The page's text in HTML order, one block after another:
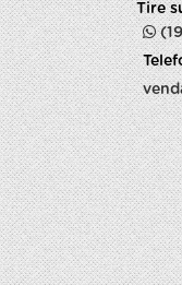
Tire